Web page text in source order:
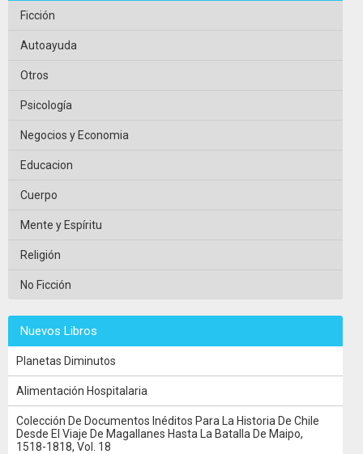
Ficción
Autoayuda
Otros
Psicología
Negocios y Economia
Educacion
Cuerpo
Mente y Espíritu
Religión
No Ficción
Nuevos Libros
Planetas Diminutos
Alimentación Hospitalaria
Colección De Documentos Inéditos Para La Historia De Chile
Desde El Viaje De Magallanes Hasta La Batalla De Maipo,
1518-1818, Vol. 18